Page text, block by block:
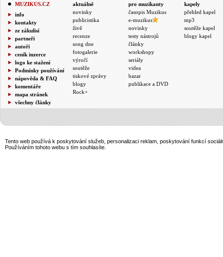
MUZIKUS.CZ
info
kontakty
ze zákulisí
partneři
autoři
ceník inzerce
logo ke stažení
Podmínky používání
nápověda & FAQ
komentáře
mapa stránek
všechny články
aktuálně
novinky
publicistika
živě
recenze
song dne
fotogalerie
výročí
soutěže
tiskové zprávy
blogy
Rock+
pro muzikanty
časopis Muzikus
e-muzikus
novinky
testy nástrojů
články
workshopy
seriály
videa
bazar
publikace a DVD
kapely
přehled kapel
mp3
soutěže kapel
blogy kapel
Tento web používá k poskytování služeb, personalizaci reklam, poskytování funkcí
Používáním tohoto webu s tím souhlasíte.